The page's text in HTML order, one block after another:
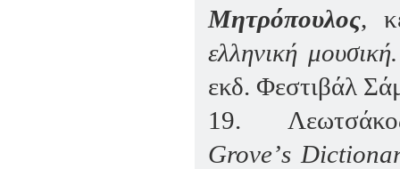
Μητρόπουλος,
ελληνική
εκδ. Φεστιβάλ
19.
Grove’s